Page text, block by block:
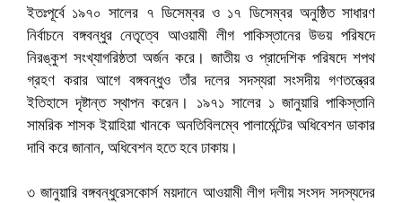
ইতঃপূর্বে ১৯৭০ সালের ৭ ডিসেম্বর ও ১৭ ডিসেম্বর অনুষ্ঠিত সাধারণ
নির্বাচনে বঙ্গবন্ধুর নেতৃত্বে আওয়ামী লীগ পাকিস্তানের উভয় পরিষদে
নিরঙ্কুশ সংখ্যাগরিষ্ঠতা অর্জন করে। জাতীয় ও প্রাদেশিক পরিষদে শপথ
গ্রহণ করার আগে বঙ্গবন্ধুও তাঁর দলের সদস্যরা সংসদীয় গণতন্ত্রের
ইতিহাসে দৃষ্টান্ত স্থাপন করেন। ১৯৭১ সালের ১ জানুয়ারি পাকিস্তানি
সামরিক শাসক ইয়াহিয়া খানকে অনতিবিলম্বে পালার্মেন্টের অধিবেশন ডাকার
দাবি করে জানান, অধিবেশন হতে হবে ঢাকায়।
৩ জানুয়ারি বঙ্গবন্ধুরেসকোর্স ময়দানে আওয়ামী লীগ দলীয় সংসদ সদস্যদের